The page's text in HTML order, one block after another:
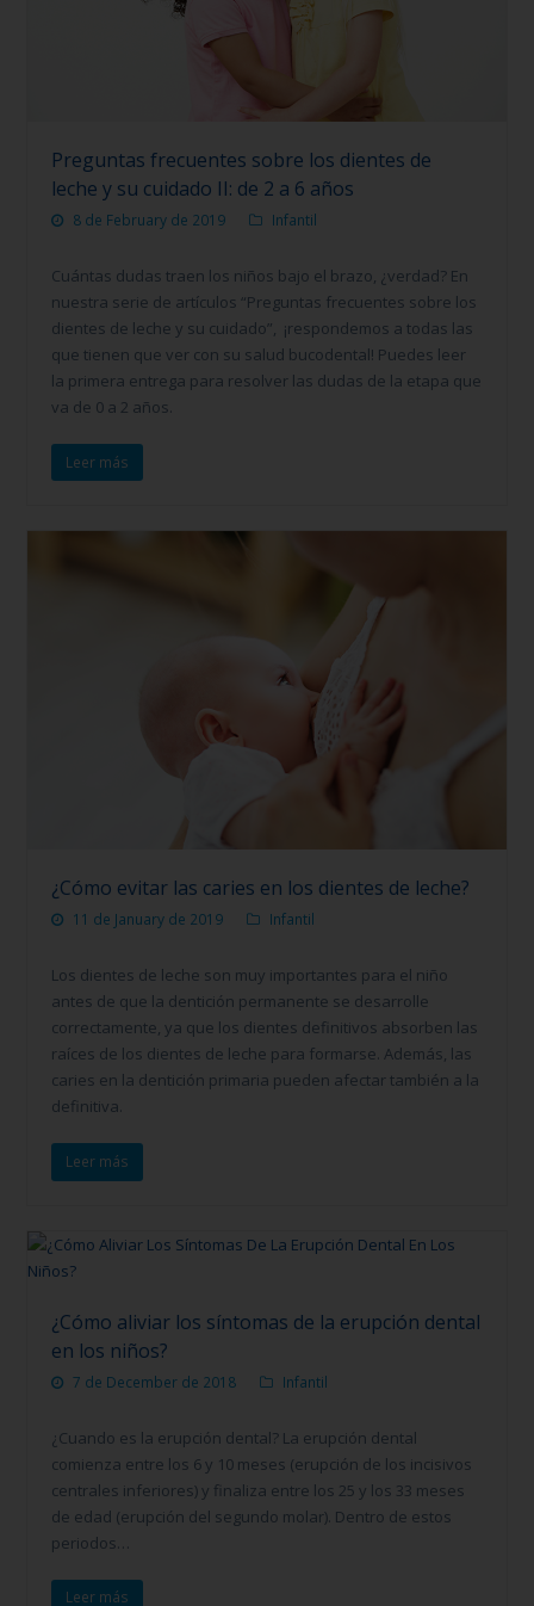
Preguntas frecuentes sobre los dientes de
leche y su cuidado II: de 2 a 6 años
8 de February de 2019 Infantil
Cuántas dudas traen los niños bajo el brazo, ¿verdad? En
nuestra serie de artículos “Preguntas frecuentes sobre los
dientes de leche y su cuidado”, ¡respondemos a todas las
que tienen que ver con su salud bucodental! Puedes leer
la primera entrega para resolver las dudas de la etapa que
va de 0 a 2 años.
Leer más
¿Cómo evitar las caries en los dientes de leche?
11 de January de 2019 Infantil
Los dientes de leche son muy importantes para el niño
antes de que la dentición permanente se desarrolle
correctamente, ya que los dientes definitivos absorben las
raíces de los dientes de leche para formarse. Además, las
caries en la dentición primaria pueden afectar también a la
definitiva.
Leer más
¿Cómo aliviar los síntomas de la erupción dental
en los niños?
7 de December de 2018 Infantil
¿Cuando es la erupción dental? La erupción dental
comienza entre los 6 y 10 meses (erupción de los incisivos
centrales inferiores) y finaliza entre los 25 y los 33 meses
de edad (erupción del segundo molar). Dentro de estos
periodos…
Leer más